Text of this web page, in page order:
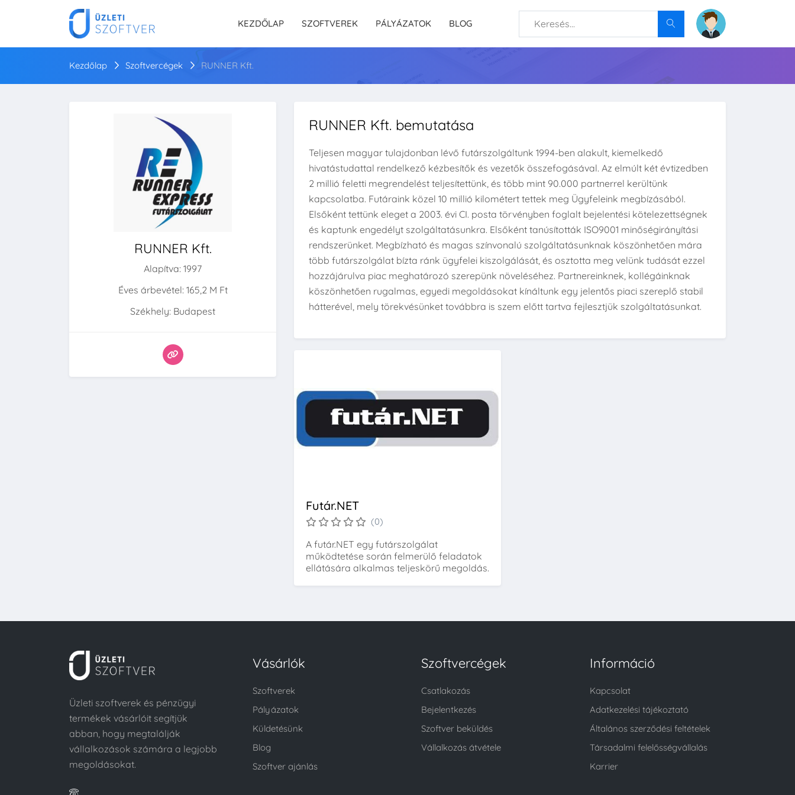
KEZDŐLAP SZOFTVEREK PÁLYÁZATOK BLOG
Kezdőlap Szoftvercégek RUNNER Kft.
RUNNER Kft.
Alapítva: 1997
Éves árbevétel: 165,2 M Ft
Székhely: Budapest
RUNNER Kft. bemutatása
Teljesen magyar tulajdonban lévő futárszolgáltunk 1994-ben alakult, kiemelkedő
hivatástudattal rendelkező kézbesítők és vezetők összefogásával. Az elmúlt két évtizedben
2 millió feletti megrendelést teljesítettünk, és több mint 90.000 partnerrel kerültünk
kapcsolatba. Futáraink közel 10 millió kilométert tettek meg Ügyfeleink megbízásából.
Elsőként tettünk eleget a 2003. évi CI. posta törvényben foglalt bejelentési kötelezettségnek
és kaptunk engedélyt szolgáltatásunkra. Elsőként tanúsították ISO9001 minőségirányítási
rendszerünket. Megbízható és magas színvonalú szolgáltatásunknak köszönhetően mára
több futárszolgálat bízta ránk ügyfelei kiszolgálását, és osztotta meg velünk tudását ezzel
hozzájárulva piac meghatározó szerepünk növeléséhez. Partnereinknek, kollégáinknak
köszönhetően rugalmas, egyedi megoldásokat kínáltunk egy jelentős piaci szereplő stabil
hátterével, mely törekvésünket továbbra is szem előtt tartva fejlesztjük szolgáltatásunkat.
Futár.NET
(0)
A futár.NET egy futárszolgálat
működtetése során felmerülő feladatok
ellátására alkalmas teljeskörű megoldás.
Üzleti szoftverek és pénzügyi
termékek vásárlóit segítjük
abban, hogy megtalálják
vállalkozások számára a legjobb
megoldásokat.
Vásárlók
Szoftverek
Pályázatok
Küldetésünk
Blog
Szoftver ajánlás
Szoftvercégek
Csatlakozás
Bejelentkezés
Szoftver beküldés
Vállalkozás átvétele
Információ
Kapcsolat
Adatkezelési tájékoztató
Általános szerződési feltételek
Társadalmi felelősségvállalás
Karrier